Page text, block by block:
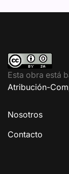
Esta obra está
Atribución-
Nosotros
Contacto